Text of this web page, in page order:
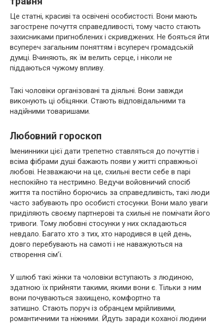
Це статні, красиві та освічені особистості. Вони мають
загострене почуття справедливості, тому часто стають
захисниками пригноблених і скривджених. Не бояться йти
всупереч загальним поняттям і всупереч громадській
думці. Вчиняють, як їм велить серце, і ніколи не
піддаються чужому впливу.
Такі чоловіки організовані та діяльні. Вони завжди
виконують ці обіцянки. Стають відповідальними та
надійними товаришами.
Любовний гороскоп
Іменинники цієї дати трепетно ​​ставляться до почуттів і
всіма фібрами душі бажають появи у житті справжньої
любові. Незважаючи на це, схильні вести себе в парі
неспокійно та нестримно. Ведучи войовничий спосіб
життя та постійно борючись за справедливість, такі люди
часто забувають про особисті стосунки. Вони мало уваги
приділяють своєму партнерові та схильні не помічати його
тривоги. Тому любовні стосунки у них складаються
невдало. Багато хто з тих, хто народився в цей день,
довго перебувають на самоті і не наважуються на
створення сім’ї.
У шлюб такі жінки та чоловіки вступають з людиною,
здатною їх прийняти такими, якими вони є. Тільки з ним
вони почуваються захищено, комфортно та
затишно. Стають поруч із обранцем мрійливими,
романтичними та ніжними. Йдуть заради коханої людини